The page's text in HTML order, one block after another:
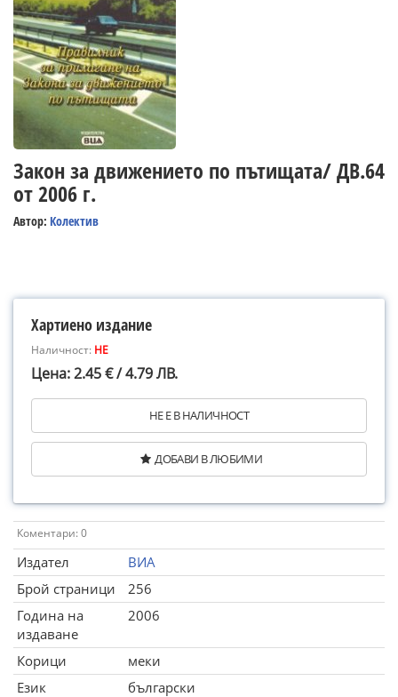
Закон за движението по пътищата/ ДВ.64
от 2006 г.
Автор: Колектив
Хартиено издание
Наличност: НЕ
Цена: 2.45 € / 4.79 ЛВ.
НЕ Е В НАЛИЧНОСТ
ДОБАВИ В ЛЮБИМИ
Коментари: 0
Издател
ВИА
Брой страници
256
Година на
издаване
2006
Корици
меки
Език
български